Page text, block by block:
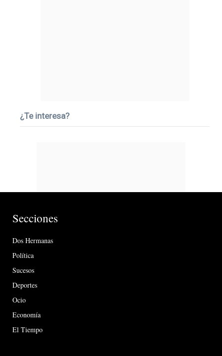
¿Te interesa?
Secciones
Dos Hermanas
Política
Sucesos
Deportes
Ocio
Economía
El Tiempo